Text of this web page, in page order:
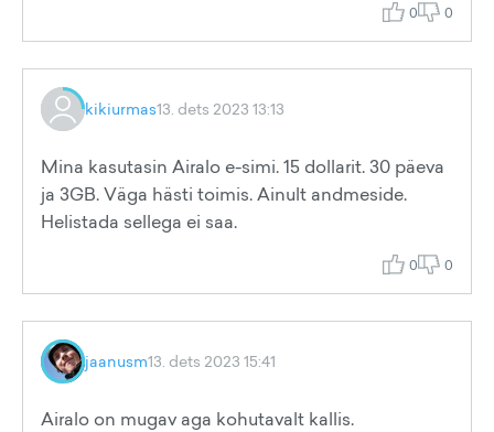
0 0
kikiurmas13. dets 2023 13:13
Mina kasutasin Airalo e-simi. 15 dollarit. 30 päeva
ja 3GB. Väga hästi toimis. Ainult andmeside.
Helistada sellega ei saa.
0 0
jaanusm13. dets 2023 15:41
Airalo on mugav aga kohutavalt kallis.